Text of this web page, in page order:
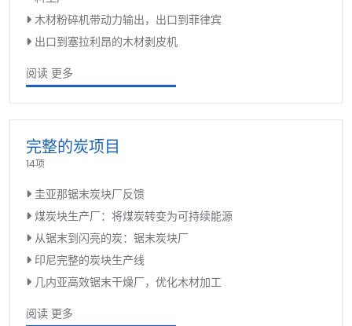
木材粉碎机带动力输出，出口到菲律宾
出口到塞拉利昂的木材剥皮机
阅读 更多
完整的炭项目
14项
圭亚那锯末炭块厂反馈
煤炭块生产厂：将煤炭转变为可持续能源
从锯末到闪亮的炭：锯末炭块厂
印尼完整的炭块生产线
几内亚高效锯末干燥厂，优化木材加工
阅读 更多